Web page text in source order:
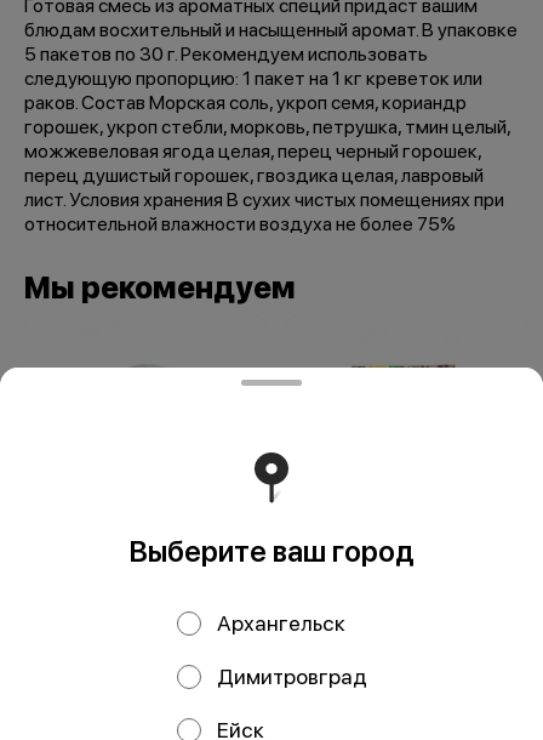
Готовая смесь из ароматных специй придаст вашим
блюдам восхительный и насыщенный аромат. В упаковке
5 пакетов по 30 г. Рекомендуем использовать
следующую пропорцию: 1 пакет на 1 кг креветок или
раков. Состав Морская соль, укроп семя, кориандр
горошек, укроп стебли, морковь, петрушка, тмин целый,
можжевеловая ягода целая, перец черный горошек,
перец душистый горошек, гвоздика целая, лавровый
лист. Условия хранения В сухих чистых помещениях при
относительной влажности воздуха не более 75%
Мы рекомендуем
Выберите ваш город
Архангельск
Димитровград
Ейск